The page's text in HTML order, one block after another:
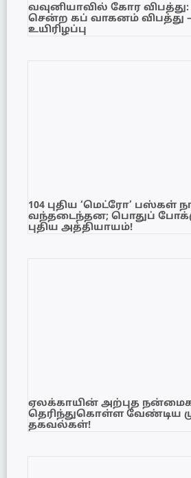
வவுனியாவில் கோர விபத்து:
சென்ற கப் வாகனம் விபத்து
உயிரிழப்பு
104 புதிய ‘மெட்ரோ’ பஸ்கள்
வந்தடைந்தன; பொதுப்
புதிய அத்தியாயம்!
ஏலக்காயின் அற்புத
தெரிந்துகொள்ள வேண்டிய
தகவல்கள்!